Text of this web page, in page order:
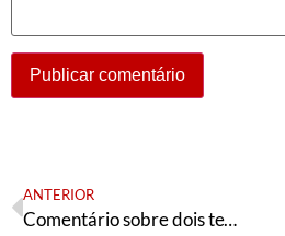
ANTERIOR
Comentário sobre dois textos de Luis Felipe Miguel e Milton Temer